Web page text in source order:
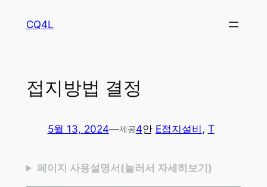
CQ4L
접지방법 결정
5월 13, 2024—제공4안 E접지설비 , T
페이지 사용설명서(눌러서 자세히보기)